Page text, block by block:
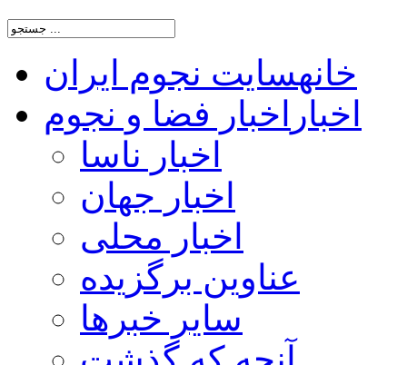
خانهسایت نجوم ایران
اخبار اخبار فضا و نجوم
اخبار ناسا
اخبار جهان
اخبار محلی
عناوین برگزیده
سایر خبرها